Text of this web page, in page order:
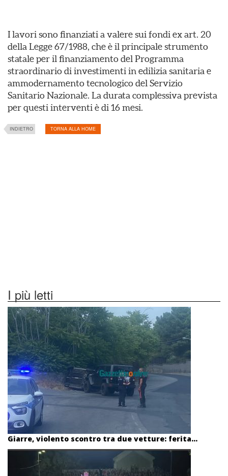
I lavori sono finanziati a valere sui fondi ex art. 20
della Legge 67/1988, che è il principale strumento
statale per il finanziamento del Programma
straordinario di investimenti in edilizia sanitaria e
ammodernamento tecnologico del Servizio
Sanitario Nazionale. La durata complessiva prevista
per questi interventi è di 16 mesi.
INDIETRO TORNA ALLA HOME
I più letti
Giarre, violento scontro tra due vetture: ferita...